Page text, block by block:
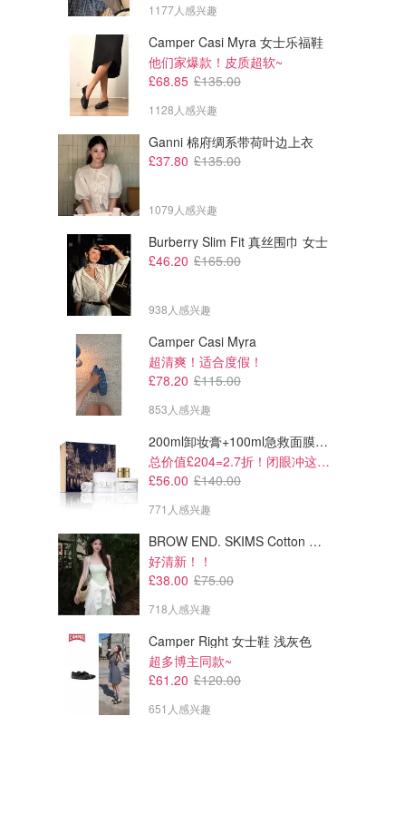
Amazon
1177人感兴趣
Camper Casi Myra 女士乐福鞋
他们家爆款！皮质超软~
£68.85 £135.00
1128人感兴趣
Ganni 棉府绸系带荷叶边上衣
£37.80 £135.00
1079人感兴趣
Burberry Slim Fit 真丝围巾 女士
£46.20 £165.00
938人感兴趣
Camper Casi Myra
超清爽！适合度假！
£78.20 £115.00
853人感兴趣
200ml卸妆膏+100ml急救面膜+面霜+洁颜布
总价值£204=2.7折！闭眼冲这套！
£56.00 £140.00
771人感兴趣
BROW END. SKIMS Cotton Rib 长款背心连衣裙 薄荷绿
好清新！！
£38.00 £75.00
718人感兴趣
Camper Right 女士鞋 浅灰色
超多博主同款~
£61.20 £120.00
651人感兴趣